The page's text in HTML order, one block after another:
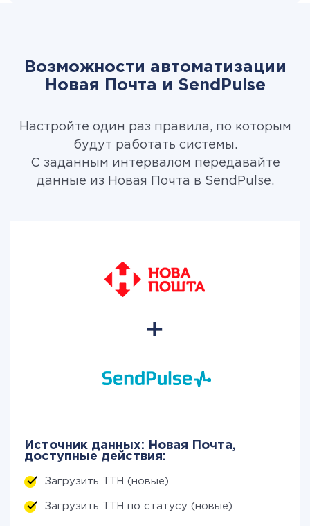
Возможности автоматизации
Новая Почта и SendPulse
Настройте один раз правила, по которым
будут работать системы.
С заданным интервалом передавайте
данные из Новая Почта в SendPulse.
Источник данных: Новая Почта,
доступные действия:
Загрузить ТТН (новые)
Загрузить ТТН по статусу (новые)